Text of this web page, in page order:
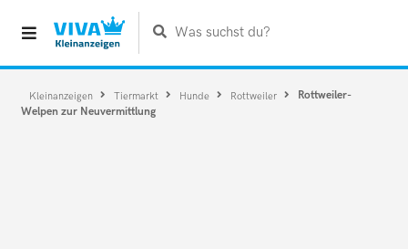
Was suchst du?
Kleinanzeigen Tiermarkt Hunde Rottweiler
Rottweiler-
Welpen zur Neuvermittlung